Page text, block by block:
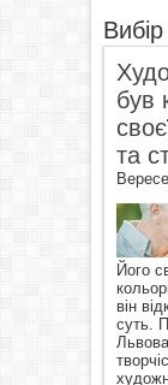
Вибір
був
та
Його
він
суть.